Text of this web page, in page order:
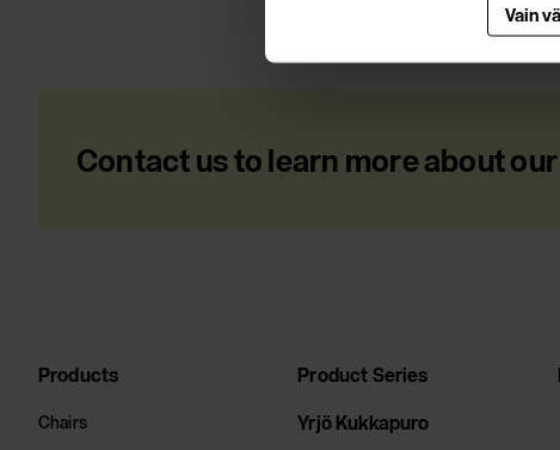
Vain
Contact us to learn more about
Products
Chairs
Product Series
Yrjö Kukkapuro